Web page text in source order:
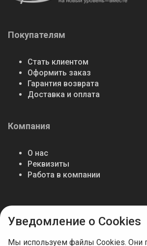
Покупателям
Стать клиентом
Оформить заказ
Гарантия возврата
Доставка и оплата
Компания
О нас
Реквизиты
Работа в компании
Мы в соцсетях
Уведомление о Cookies
Мы используем файлы Cookies. Они